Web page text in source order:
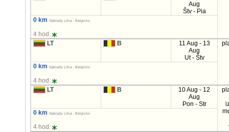
Aug
Štv - Pia
0 km Náklady Litva - Belgicko
4 hod.
LT
B
11 Aug - 13
Aug
Ut - Štv
0 km Náklady Litva - Belgicko
4 hod.
LT
B
10 Aug - 12
Aug
Pon - Str
0 km Náklady Litva - Belgicko
4 hod.